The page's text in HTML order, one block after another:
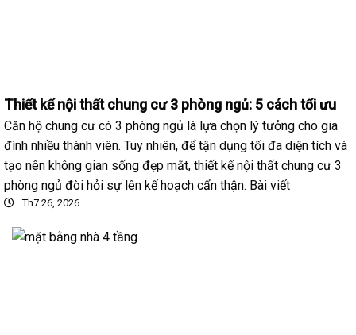
Thiết kế nội thất chung cư 3 phòng ngủ: 5 cách tối ưu
Căn hộ chung cư có 3 phòng ngủ là lựa chọn lý tưởng cho gia
đình nhiều thành viên. Tuy nhiên, để tận dụng tối đa diện tích và
tạo nên không gian sống đẹp mắt, thiết kế nội thất chung cư 3
phòng ngủ đòi hỏi sự lên kế hoạch cẩn thận. Bài viết
Th7 26, 2026